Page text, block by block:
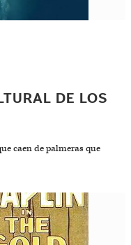
DE LOS
caen de palmeras que